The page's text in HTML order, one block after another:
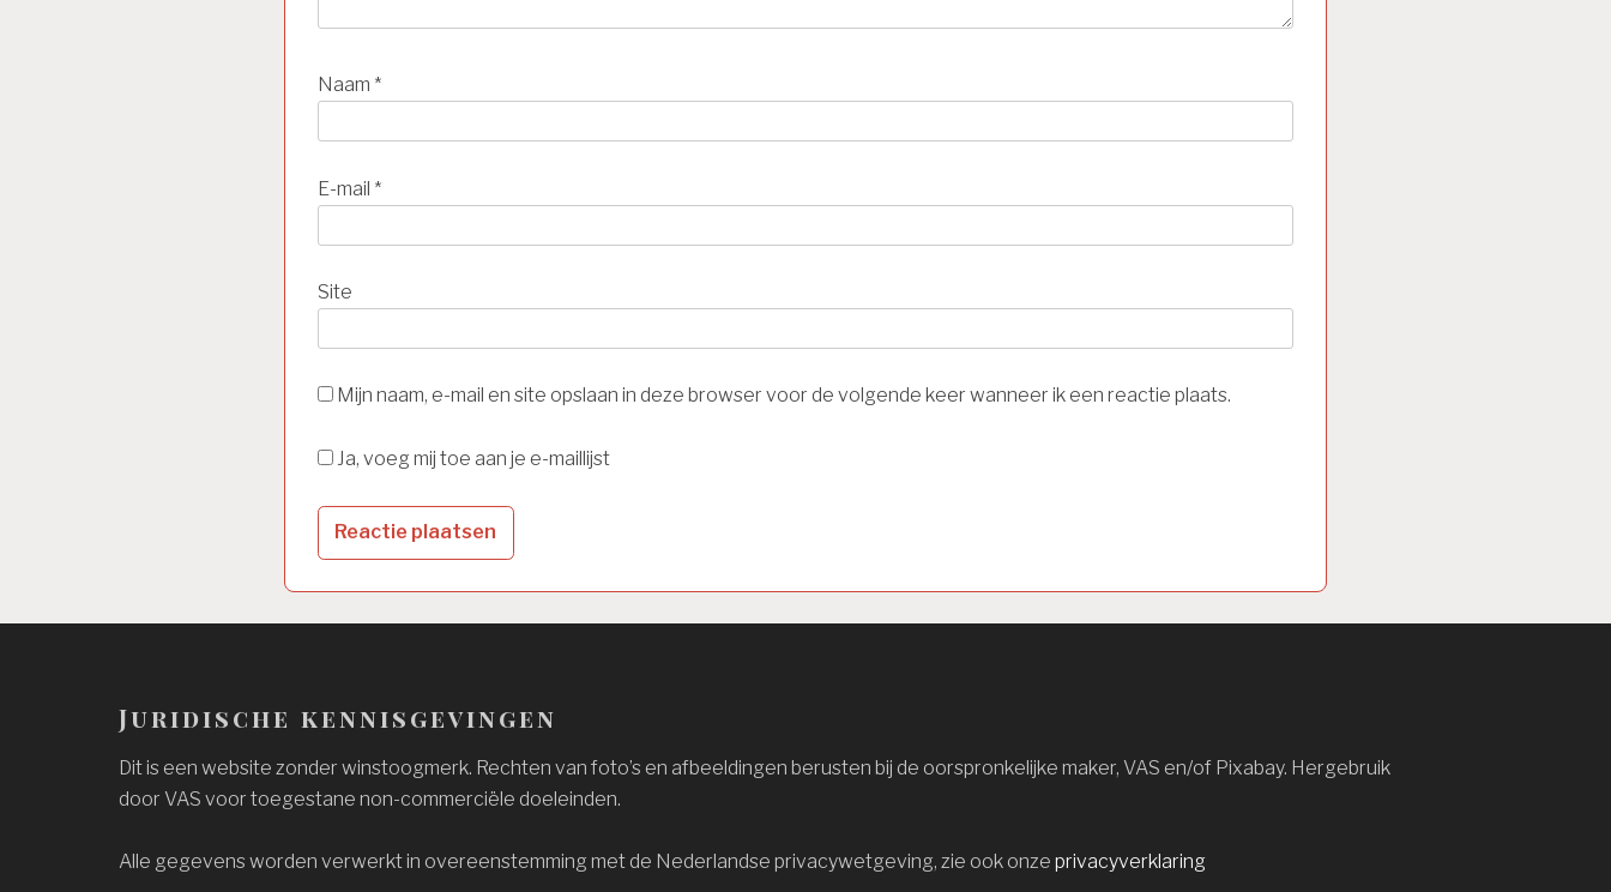
Naam *
E-mail *
Site
Mijn naam, e-mail en site opslaan in deze browser voor de volgende keer wanneer ik een reactie plaats.
Ja, voeg mij toe aan je e-maillijst
Juridische kennisgevingen
Dit is een website zonder winstoogmerk. Rechten van foto’s en afbeeldingen berusten bij de oorspronkelijke maker, VAS en/of Pixabay. Hergebruik
door VAS voor toegestane non-commerciële doeleinden.
Alle gegevens worden verwerkt in overeenstemming met de Nederlandse privacywetgeving, zie ook onze privacyverklaring